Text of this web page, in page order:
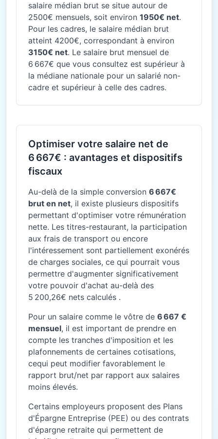
salaire médian brut se situe autour de
2500€ mensuels, soit environ 1950€ net.
Pour les cadres, le salaire médian brut
atteint 4200€, correspondant à environ
3150€ net. Le salaire brut mensuel de
6 667€ que vous consultez est supérieur à
la médiane nationale pour un salarié non-
cadre et supérieur à celle des cadres.
Optimiser votre salaire net de
6 667€ : avantages et dispositifs
fiscaux
Au-delà de la simple conversion 6 667€
brut en net, il existe plusieurs dispositifs
permettant d'optimiser votre rémunération
nette. Les titres-restaurant, la participation
aux frais de transport ou encore
l'intéressement sont partiellement exonérés
de charges sociales, ce qui pourrait vous
permettre d'augmenter significativement
votre pouvoir d'achat au-delà des
5 200,26€ nets calculés .
Pour un salaire comme le vôtre de 6 667 €
mensuel, il est important de prendre en
compte les tranches d'imposition et les
plafonnements de certaines cotisations,
cequi peut modifier favorablement le
rapport brut/net par rapport aux salaires
moins élevés.
Certains employeurs proposent des Plans
d'Épargne Entreprise (PEE) ou des contrats
d'épargne retraite qui permettent de